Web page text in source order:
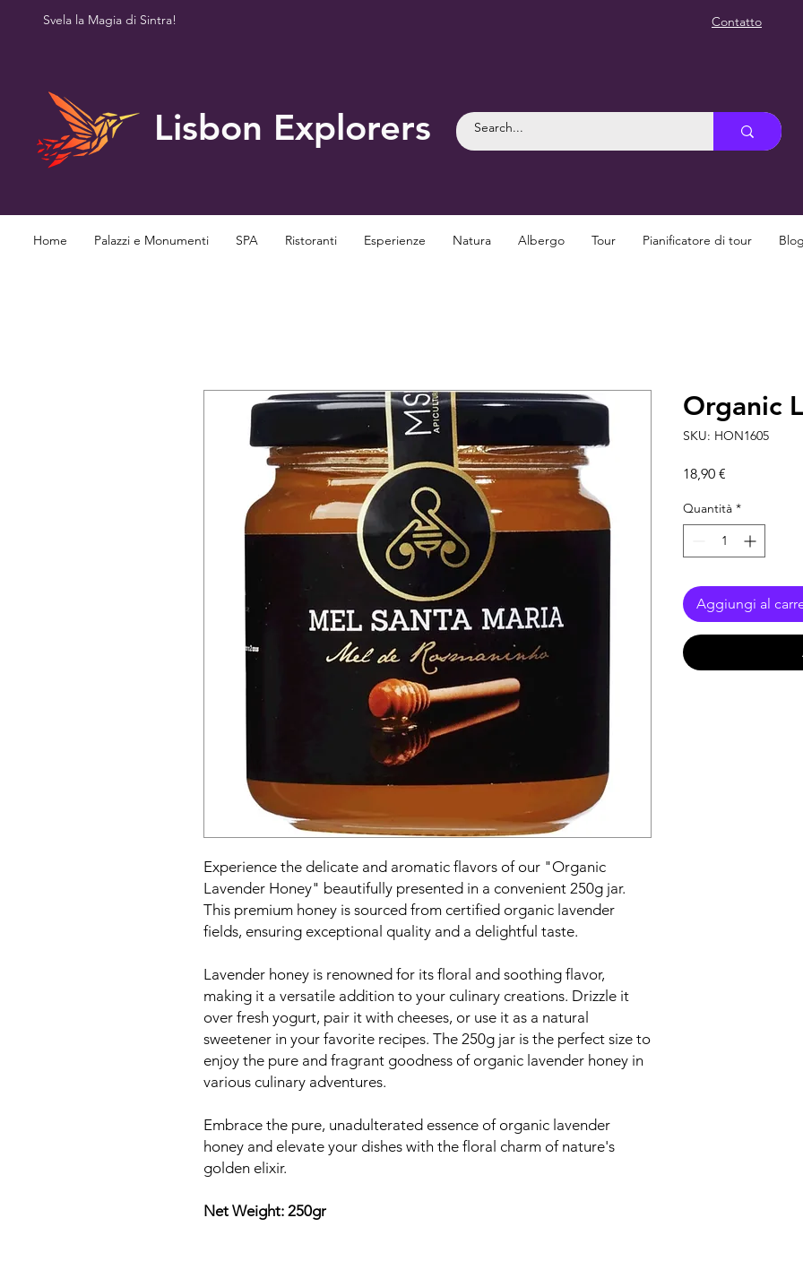
Svela la Magia di Sintra! Contatto
Lisbon Explorers
Home Palazzi e Monumenti SPA Ristoranti Esperienze Natura Albergo Tour Pianificatore di tour Blog
Experience the delicate and aromatic flavors of our "Organic
Lavender Honey" beautifully presented in a convenient 250g jar.
This premium honey is sourced from certified organic lavender
fields, ensuring exceptional quality and a delightful taste.
Lavender honey is renowned for its floral and soothing flavor,
making it a versatile addition to your culinary creations. Drizzle it
over fresh yogurt, pair it with cheeses, or use it as a natural
sweetener in your favorite recipes. The 250g jar is the perfect size to
enjoy the pure and fragrant goodness of organic lavender honey in
various culinary adventures.
Embrace the pure, unadulterated essence of organic lavender
honey and elevate your dishes with the floral charm of nature's
golden elixir.
Net Weight: 250gr
Organic
SKU: HON1605
18,90 €
Quantità *
Aggiungi al